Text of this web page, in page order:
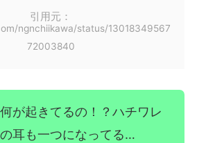
引用元：
ngnchiikawa/status/13018349567
72003840
何が起きてるの！？ハチワレ
の耳も一つになってる…